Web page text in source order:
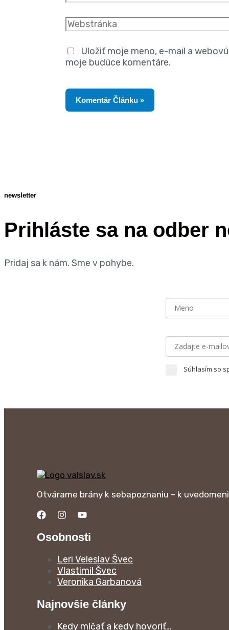
Uložiť moje meno, e-mail a
moje budúce komentáre.
newsletter
Prihláste sa na odber
Pridaj sa k nám. Sme v pohybe.
Súhlasím so
Otvárame brány k sebapoznaniu – k
Osobnosti
Leri Veleslav Švec
Vlastimil Švec
Veronika Garbanová
Najnovšie články
Kedy mlčať a kedy hovoriť…